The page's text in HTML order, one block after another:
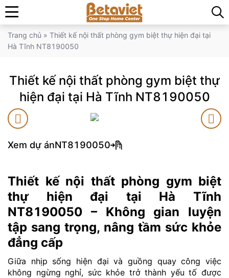
Trang chủ » Thiết kế nội thất phòng gym biệt thự hiện đại tại
Hà Tĩnh NT8190050
Thiết kế nội thất phòng gym biệt thự
hiện đại tại Hà Tĩnh NT8190050
Xem dự ánNT8190050
Thiết kế nội thất phòng gym biệt
thự hiện đại tại Hà Tĩnh
NT8190050 – Không gian luyện
tập sang trọng, nâng tầm sức khỏe
đẳng cấp
Giữa nhịp sống hiện đại và guồng quay công việc
không ngừng nghỉ, sức khỏe trở thành yếu tố được